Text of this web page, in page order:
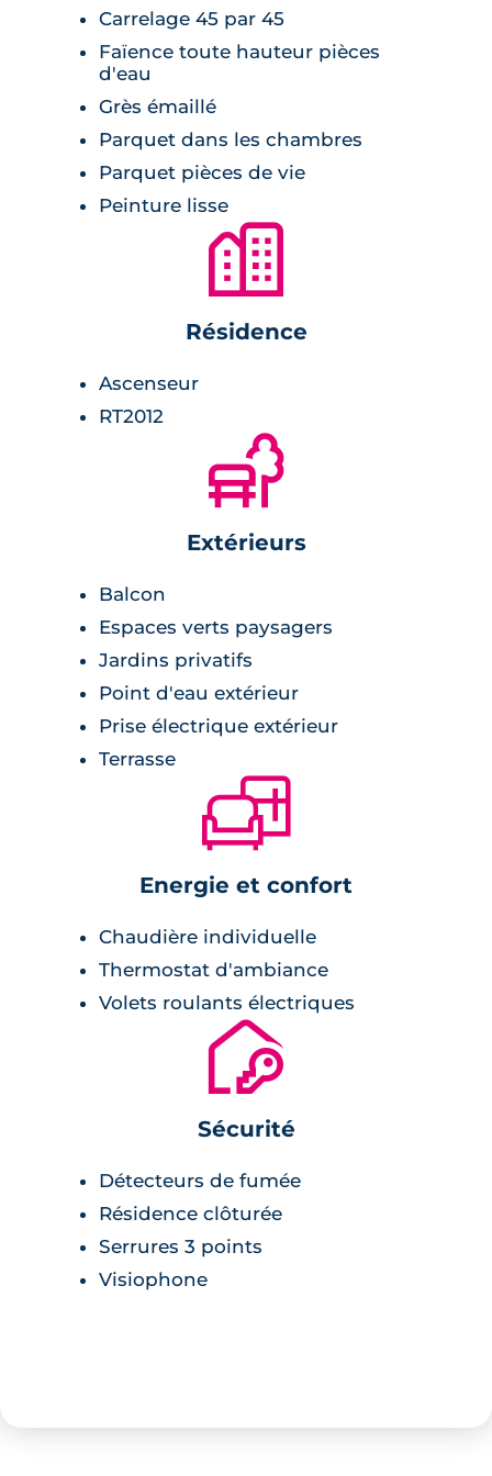
énergétique. Question sécurité, la résidence
est entièrement clôturée et les accès se font
via un visiophone ou le portail télécommandé
menant au parking. De plus, les portes
palières disposent de serrures 3 points.
Carrelage 45 par 45
Faïence toute hauteur pièces
d'eau
Grès émaillé
Parquet dans les chambres
Parquet pièces de vie
Peinture lisse
🏙
Résidence
Ascenseur
RT2012
🌲
Extérieurs
Balcon
Espaces verts paysagers
Jardins privatifs
Point d'eau extérieur
Prise électrique extérieur
Terrasse
🛋
Energie et confort
Chaudière individuelle
Thermostat d'ambiance
Volets roulants électriques
🔐
Sécurité
Détecteurs de fumée
Résidence clôturée
Serrures 3 points
Visiophone